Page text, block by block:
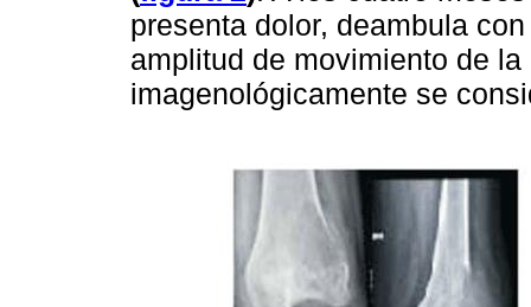
presenta dolor, deambula
amplitud de movimiento de
imagenológicamente se